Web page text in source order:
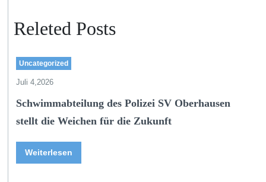
Releted Posts
Uncategorized
Juli 4,2026
Schwimmabteilung des Polizei SV Oberhausen
stellt die Weichen für die Zukunft
Weiterlesen